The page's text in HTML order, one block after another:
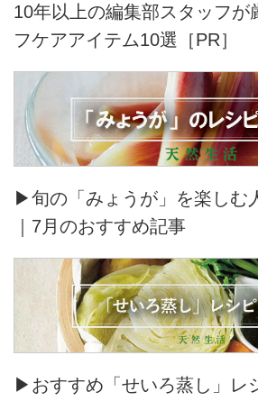
10年以上の編集部スタッフが
フケアアイテム10選［PR］
▶旬の「みょうが」を楽しむ
｜7月のおすすめ記事
▶おすすめ「せいろ蒸し」レ